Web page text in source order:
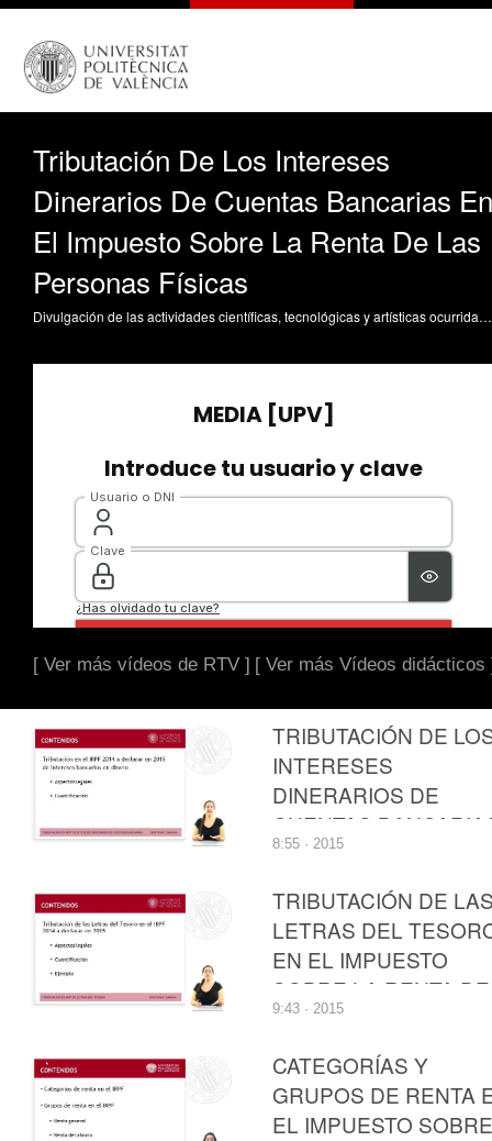
Tributación De Los Intereses
Dinerarios De Cuentas Bancarias En
El Impuesto Sobre La Renta De Las
Personas Físicas
Divulgación de las actividades científicas, tecnológicas y artísticas ocurridas en los tres campus de la UPV
[ Ver más vídeos de RTV ] [ Ver más Vídeos didácticos
TRIBUTACIÓN DE
INTERESES
DINERARIOS DE
CUENTAS
EN EL IMPUESTO
SOBRE LA RENTA DE
LAS PERSONAS
FÍSICAS
8:55 · 2015
TRIBUTACIÓN DE
LETRAS DEL
EN EL IMPUESTO
SOBRE LA RENTA DE
LAS PERSONAS
9:43 · 2015
CATEGORÍAS Y
GRUPOS DE RENTA
EL IMPUESTO SOBRE